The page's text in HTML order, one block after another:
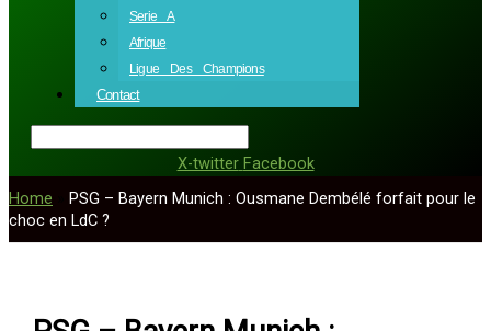
Serie A
Afrique
Ligue Des Champions
Contact
X-twitter Facebook
Home
PSG – Bayern Munich : Ousmane Dembélé forfait pour le
choc en LdC ?